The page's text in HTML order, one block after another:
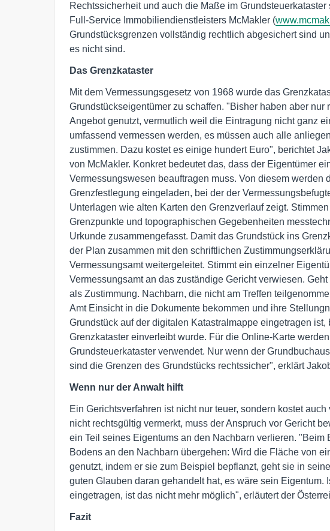
Rechtssicherheit und auch die Maße im
Full-Service Immobiliendienstleisters McMakler (
Grundstücksgrenzen vollständig rechtlich abgesichert sind
es nicht sind.
Das Grenzkataster
Mit dem Vermessungsgesetz von 1968 wurde das
Grundstückseigentümer zu schaffen. "Bisher haben aber
Angebot genutzt, vermutlich weil die Eintragung nicht ganz
umfassend vermessen werden, es müssen auch alle
zustimmen. Dazu kostet es einige hundert Euro", berichtet
von McMakler. Konkret bedeutet das, dass der Eigentümer
Vermessungswesen beauftragen muss. Von diesem werden
Grenzfestlegung eingeladen, bei der der
Unterlagen wie alten Karten den Grenzverlauf zeigt.
Grenzpunkte und topographischen Gegebenheiten
Urkunde zusammengefasst. Damit das Grundstück ins
der Plan zusammen mit den schriftlichen
Vermessungsamt weitergeleitet. Stimmt ein einzelner
Vermessungsamt an das zuständige Gericht verwiesen.
als Zustimmung. Nachbarn, die nicht am Treffen
Amt Einsicht in die Dokumente bekommen und ihre
Grundstück auf der digitalen Katastralmappe eingetragen
Grenzkataster einverleibt wurde. Für die Online-Karte
Grundsteuerkataster verwendet. Nur wenn der
sind die Grenzen des Grundstücks rechtssicher", erklärt
Wenn nur der Anwalt hilft
Ein Gerichtsverfahren ist nicht nur teuer, sondern kostet
nicht rechtsgültig vermerkt, muss der Anspruch vor Gericht
ein Teil seines Eigentums an den Nachbarn verlieren. "Beim
Bodens an den Nachbarn übergehen: Wird die Fläche von
genutzt, indem er sie zum Beispiel bepflanzt, geht sie in
guten Glauben daran gehandelt hat, es wäre sein Eigentum.
eingetragen, ist das nicht mehr möglich", erläutert der
Fazit